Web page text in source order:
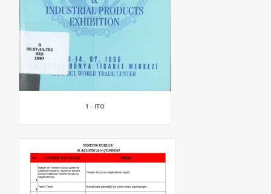
1 - ITO